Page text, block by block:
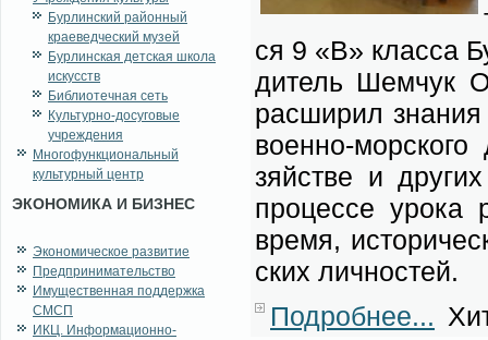
Бурлинский районный
краеведческий музей
Бурлинская детская школа
искусств
Библиотечная сеть
Культурно-досуговые
учреждения
Многофункциональный
культурный центр
ЭКОНОМИКА И БИЗНЕС
Экономическое развитие
Предпринимательство
Имущественная поддержка
СМСП
ИКЦ. Информационно-
ся 9 «В» клас­са
ди­тель Шем­чук
рас­ши­рил
во­ен­но-
зяй­стве и
про­цес­се уро­ка
вре­мя,
ских лич­но­стей.
Подробнее...